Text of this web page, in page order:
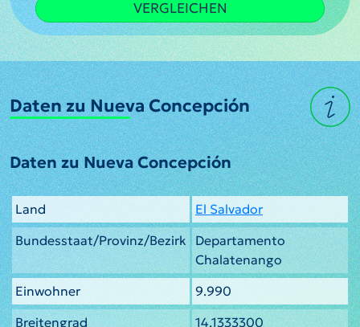
VERGLEICHEN
Daten zu Nueva Concepción
Daten zu Nueva Concepción
Land
El Salvador
Bundesstaat/Provinz/Bezirk
Departamento
Chalatenango
Einwohner
9.990
Breitengrad
14.1333300